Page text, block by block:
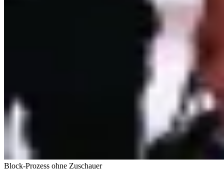
Block-Prozess ohne Zuschauer